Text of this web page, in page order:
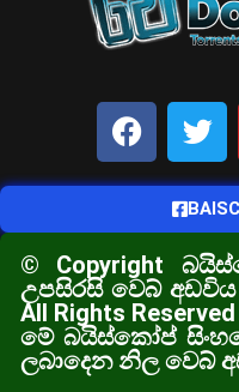
© Copyright
උපසිරසි වෙබ් අඩවිය
All Rights Reserved
මේ බයිස්කෝප්
ලබාදෙන නිල වෙබ්